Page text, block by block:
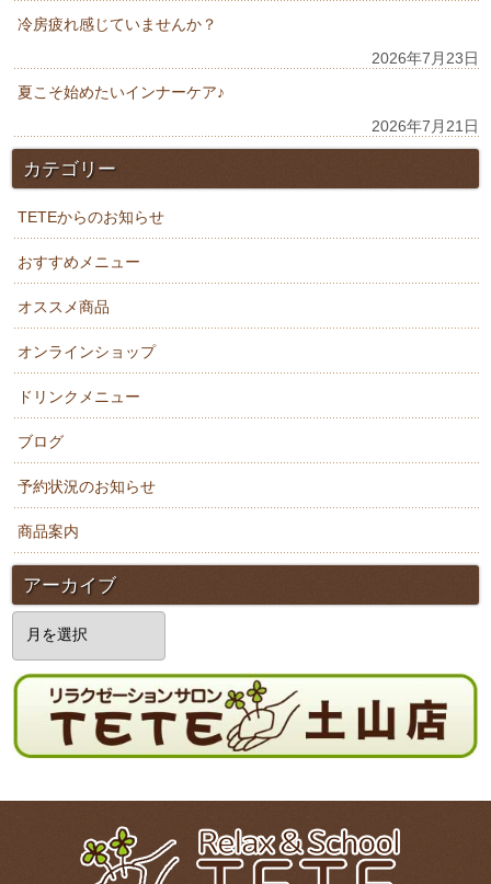
冷房疲れ感じていませんか？
2026年7月23日
夏こそ始めたいインナーケア♪
2026年7月21日
カテゴリー
TETEからのお知らせ
おすすめメニュー
オススメ商品
オンラインショップ
ドリンクメニュー
ブログ
予約状況のお知らせ
商品案内
アーカイブ
イ